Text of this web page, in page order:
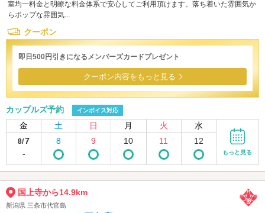
室均一料金と明瞭な料金体系で安心してご利用頂けます。落ち着いた雰囲気か
らポップな雰囲気...
クーポン
即日500円引きになるメンバーズカードプレゼント
クーポン内容をもっと見る
カップルズ予約 インボイス対応
金 土 日 月 火 水
8/7
-
8 9 10 11 12
もっと見る
国上寺から14.9km
新潟県 三条市代官島